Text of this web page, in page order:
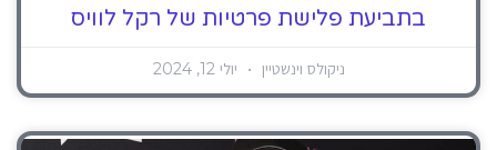
בתביעת פלישת פרטיות של רקל לוויס
ניקולס וינשטיין יולי 12, 2024